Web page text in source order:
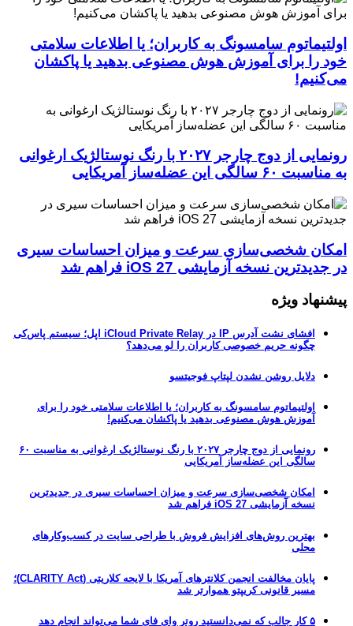
اولتیماتوم سامسونگ به کاربران؛ یا اطلاعات سلامتی
خود را برای آموزش هوش مصنوعی بدهید یا پاکشان
می‌کنیم!
رونمایی از دوج چارجر ۲۰۲۷ با رنگ نوستالژیک ارغوانی
به مناسبت ۶۰ سالگی این عضله‌ساز آمریکایی
امکان شخصی‌سازی سرعت و میزان احساسات سیری
در جدیدترین نسخه آزمایشی iOS 27 فراهم شد
پیشنهاد ویژه
افشای نشت آدرس IP در iCloud Private Relay اپل؛ سیستم پاس‌کی
چگونه حریم خصوصی کاربران را لو می‌دهد؟
دلایل روشن نشدن لپتاپ فوجیتسو
اولتیماتوم سامسونگ به کاربران؛ یا اطلاعات سلامتی خود را برای
آموزش هوش مصنوعی بدهید یا پاکشان می‌کنیم!
رونمایی از دوج چارجر ۲۰۲۷ با رنگ نوستالژیک ارغوانی به مناسبت ۶۰
سالگی این عضله‌ساز آمریکایی
امکان شخصی‌سازی سرعت و میزان احساسات سیری در جدیدترین
نسخه آزمایشی iOS 27 فراهم شد
بهترین روش‌های افزایش فروش با طراحی سایت در کسب‌وکارهای
محلی
پایان مخالفت انجمن کلانترهای آمریکا با لایحه کلاریتی (CLARITY Act)؛
مسیر قانونی کریپتو هموارتر شد
۵ کار جالب که نمی‌دانستید روتر وای فای شما می‌تواند انجام دهد